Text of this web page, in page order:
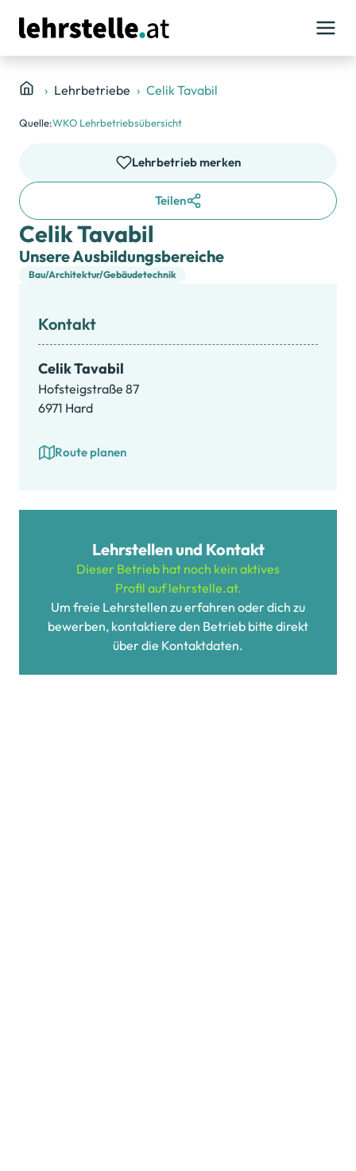
Lehrbetriebe Celik Tavabil
Quelle:WKO Lehrbetriebsübersicht
Lehrbetrieb merken
Teilen
Celik Tavabil
Unsere Ausbildungsbereiche
Bau/Architektur/Gebäudetechnik
Kontakt
Celik Tavabil
Hofsteigstraße 87
6971 Hard
Route planen
Lehrstellen und Kontakt
Dieser Betrieb hat noch kein aktives
Profil auf lehrstelle.at.
Um freie Lehrstellen zu erfahren oder dich zu
bewerben, kontaktiere den Betrieb bitte direkt
über die Kontaktdaten.